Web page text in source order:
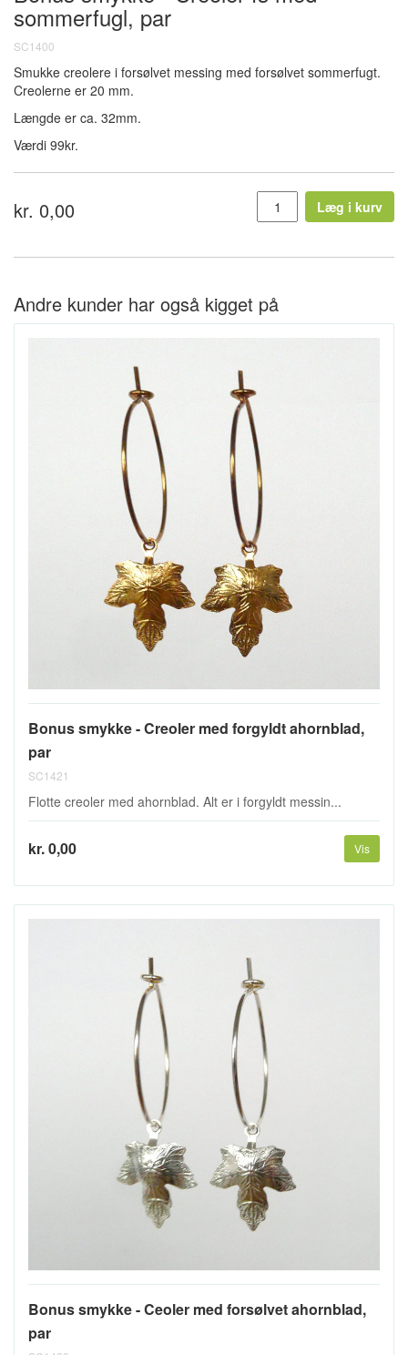
sommerfugl, par
SC1400
Smukke creolere i forsølvet messing med forsølvet sommerfugt.
Creolerne er 20 mm.
Længde er ca. 32mm.
Værdi 99kr.
kr. 0,00 Læg i kurv
Andre kunder har også kigget på
Bonus smykke - Creoler med forgyldt ahornblad,
par
SC1421
Flotte creoler med ahornblad. Alt er i forgyldt messin...
kr. 0,00 Vis
Bonus smykke - Ceoler med forsølvet ahornblad,
par